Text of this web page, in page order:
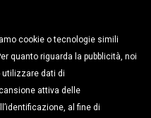
cookie o tecnologie simili
quanto riguarda la pubblicità, noi
dati di
attiva delle
al fine di